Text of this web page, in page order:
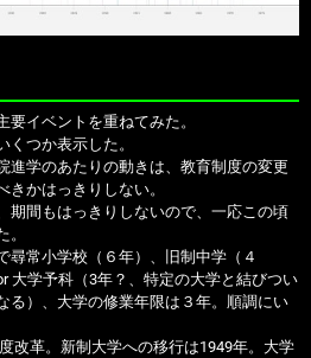
イベントを重ねてみた。
くつか表示した。
学のあたりの動きは、教育制度の変更
きかはっきりしない。
期間もはっきりしないので、一応この頃
尋常小学校（６年）、旧制中学（４
大学予科（3年？、特定の大学と結びつい
る）、大学の修業年限は３年。順調にい
改革。新制大学への移行は1949年。大学